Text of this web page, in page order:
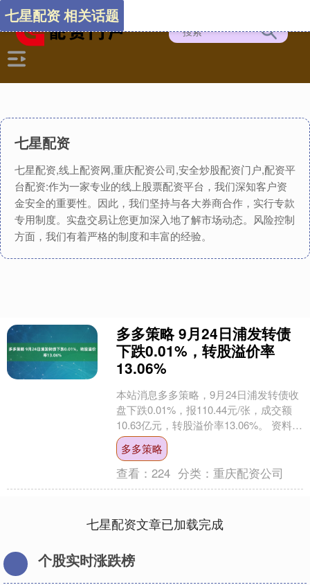
七星配资
七星配资,线上配资网,重庆配资公司,安全炒股配资门户,配资平
台配资:作为一家专业的线上股票配资平台，我们深知客户资
金安全的重要性。因此，我们坚持与各大券商合作，实行专款
专用制度。实盘交易让您更加深入地了解市场动态。风险控制
方面，我们有着严格的制度和丰富的经验。
七星配资 相关话题
多多策略 9月24日浦发转债
下跌0.01%，转股溢价率
13.06%
本站消息多多策略，9月24日浦发转债收
盘下跌0.01%，报110.44元/张，成交额
10.63亿元，转股溢价率13.06%。 资料显
示，浦发转债信用级别为“AA....
多多策略
查看：224 分类：重庆配资公司
七星配资文章已加载完成
个股实时涨跌榜